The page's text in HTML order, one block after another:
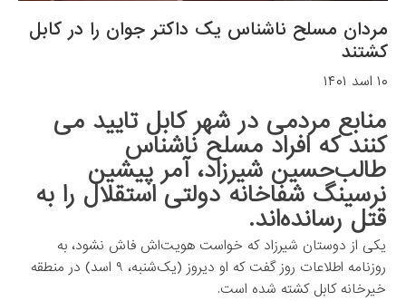
مردان مسلح ناشناس یک داکتر جوان را در کابل
کشتند
۱۰ اسد ۱۴۰۱
منابع مردمی در شهر کابل تایید می
کنند که افراد مسلح ناشناس
طالب‌حسین شیرزاد، آمر پیشین
نرسینگ شفاخانه دولتی استقلال را به
قتل رسانده‌‌اند.
یکی از دوستان شیرزاد که خواست هویت‌اش فاش نشود، به
روزنامه اطلاعات روز گفت که او دیروز (یک‌شنبه، ۹ اسد) در منطقه
خیرخانه کابل کشته شده است.